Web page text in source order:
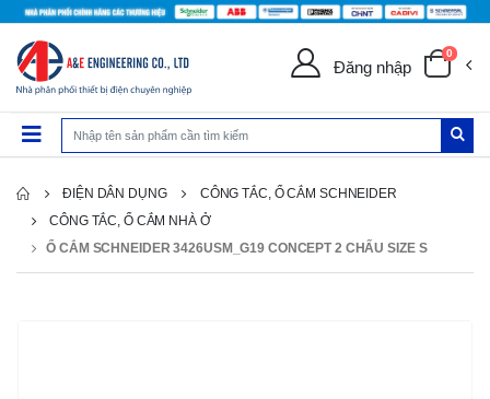
Đăng nhập
0
ĐIỆN DÂN DỤNG
CÔNG TẮC, Ổ CẮM SCHNEIDER
CÔNG TẮC, Ổ CẮM NHÀ Ở
Ổ CẮM SCHNEIDER 3426USM_G19 CONCEPT 2 CHẤU SIZE S